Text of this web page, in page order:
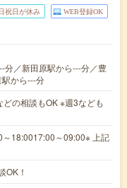
祝日が休み WEB登録OK
分／新田原駅から---分／豊
から---分
の相談もOK ※週3なども
～18:0017:00～09:00※ 上記
！